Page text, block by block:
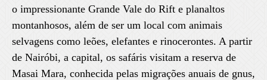
o impressionante Grande Vale do Rift e planaltos
montanhosos, além de ser um local com animais
selvagens como leões, elefantes e rinocerontes. A partir
de Nairóbi, a capital, os safáris visitam a reserva de
Masai Mara, conhecida pelas migrações anuais de gnus,